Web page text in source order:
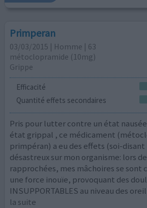
Primperan
03/03/2015 | Homme | 63
métoclopramide (10mg)
Grippe
Efficacité
Quantité effets secondaires
Pris pour lutter contre un état
état grippal , ce médicament
primpéran) a eu des effets (soi-
désastreux sur mon organisme: lors
rapprochées, mes mâchoires se sont
une force inouïe, provoquant des
INSUPPORTABLES au niveau des
la suite